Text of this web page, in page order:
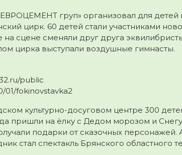
груп» организовал для
цирк. 60 детей стали участниками
на сцене сменяли друг друга
цирка выступали воздушные гимнасты.
public
01/fokinovstavka2
культурно-досуговом центре 300
пришли на ёлку с Дедом морозом и
подарки от сказочных
стал спектакль Брянского областного